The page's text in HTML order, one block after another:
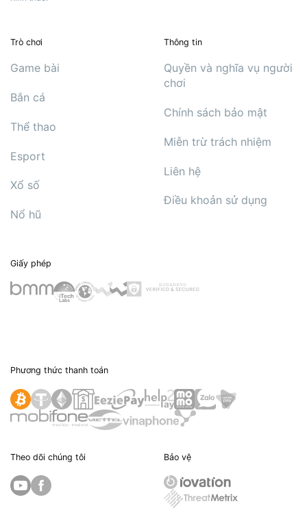
Trò chơi
Game bài
Bắn cá
Thể thao
Esport
Xổ số
Nổ hũ
Thông tin
Quyền và nghĩa vụ người
chơi
Chính sách bảo mật
Miễn trừ trách nhiệm
Liên hệ
Điều khoản sử dụng
Giấy phép
Phương thức thanh toán
Theo dõi chúng tôi Bảo vệ